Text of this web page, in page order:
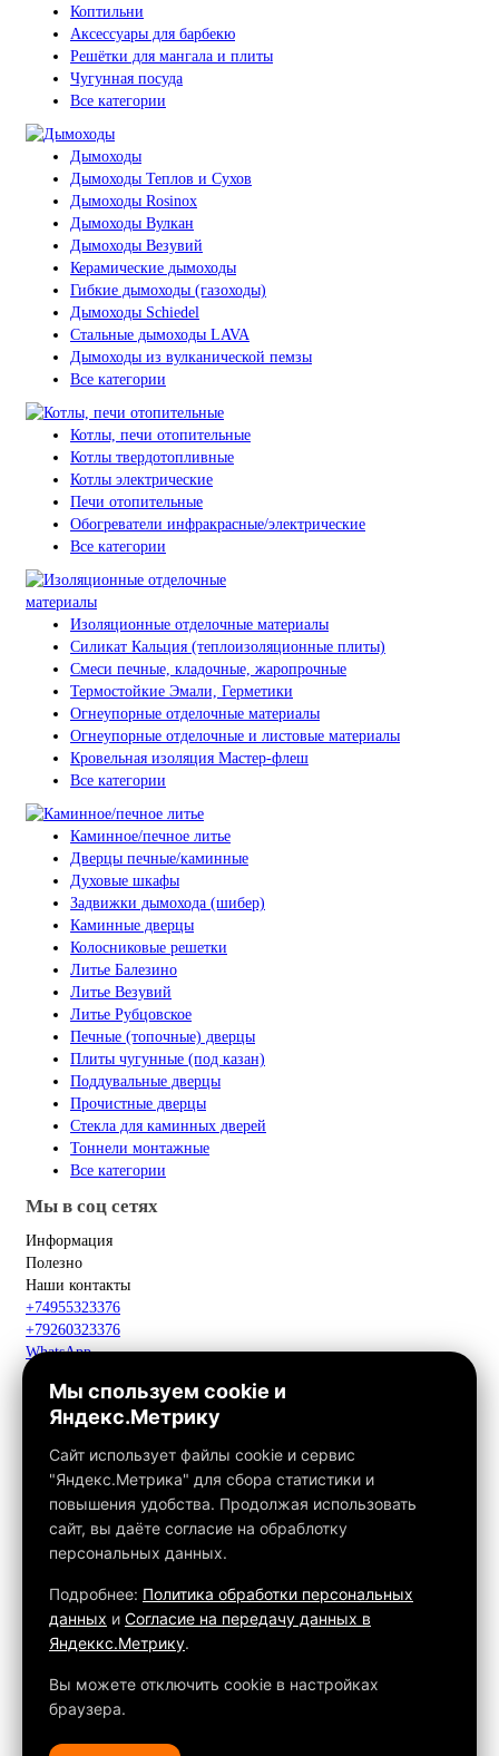
Коптильни
Аксессуары для барбекю
Решётки для мангала и плиты
Чугунная посуда
Все категории
Дымоходы
Дымоходы Теплов и Сухов
Дымоходы Rosinox
Дымоходы Вулкан
Дымоходы Везувий
Керамические дымоходы
Гибкие дымоходы (газоходы)
Дымоходы Schiedel
Стальные дымоходы LAVA
Дымоходы из вулканической пемзы
Все категории
Котлы, печи отопительные
Котлы твердотопливные
Котлы электрические
Печи отопительные
Обогреватели инфракрасные/электрические
Все категории
Изоляционные отделочные материалы
Силикат Кальция (теплоизоляционные плиты)
Смеси печные, кладочные, жаропрочные
Термостойкие Эмали, Герметики
Огнеупорные отделочные материалы
Огнеупорные отделочные и листовые материалы
Кровельная изоляция Мастер-флеш
Все категории
Каминное/печное литье
Дверцы печные/каминные
Духовые шкафы
Задвижки дымохода (шибер)
Каминные дверцы
Колосниковые решетки
Литье Балезино
Литье Везувий
Литье Рубцовское
Печные (топочные) дверцы
Плиты чугунные (под казан)
Поддувальные дверцы
Прочистные дверцы
Стекла для каминных дверей
Тоннели монтажные
Все категории
Мы в соц сетях
Информация
Полезно
Наши контакты
+74955323376
+79260323376
WhatsApp
Макс
info@fox-kamin.ru
Наш адрес
Московская область, г. Павловский Посад, дер. Фатеево, д. 3П,
офис 113
Работаем с 10:00 до 18:00
Связаться с нами
Обращаем ваше внимание на то, что данный интернет-сайт, а
также вся информация о товарах и ценах, предоставленная на
нём, носит исключительно информационный характер и ни при
каких условиях не является публичной офертой, определяемой
положениями Статьи 437 ГК РФ.
Мы спользуем cookie и
Яндекс.Метрику
Сайт использует файлы cookie и сервис
"Яндекс.Метрика" для сбора статистики и
повышения удобства. Продолжая использовать
сайт, вы даёте согласие на обраблотку
персональных данных.
Подробнее: Политика обработки персональных
данных и Согласие на передачу данных в
Яндеккс.Метрику.
Вы можете отключить cookie в настройках
браузера.